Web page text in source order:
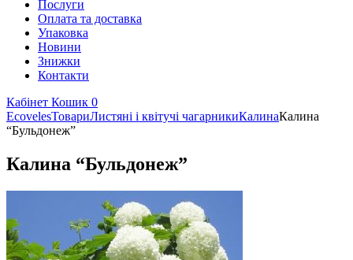
Послуги
Оплата та доставка
Упаковка
Новини
Знижки
Контакти
Кабінет Кошик 0
EcovelesТовариЛистяні і квітучі чагарникиКалинаКалина
“Бульдонеж”
Калина “Бульдонеж”